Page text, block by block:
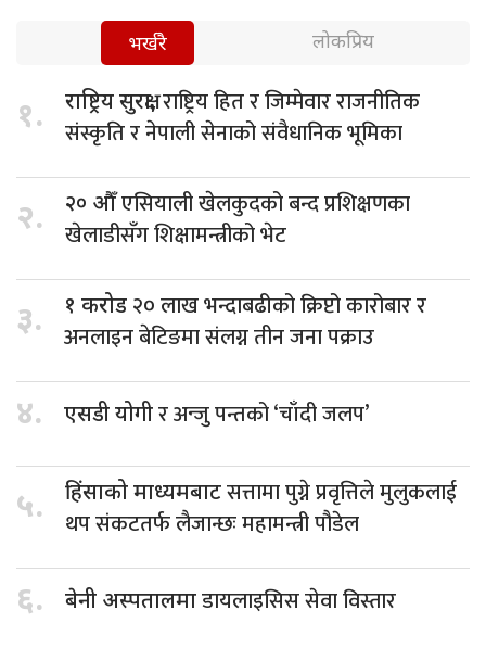
भर्खरै लोकप्रिय
१. राष्ट्रिय सुरक्षा,राष्ट्रिय हित र जिम्मेवार राजनीतिक
संस्कृति र नेपाली सेनाको संवैधानिक भूमिका
२. २० औँएसियाली खेलकुदको बन्द प्रशिक्षणका
खेलाडीसँग शिक्षामन्त्रीको भेट
३. १ करोड २० लाख भन्दाबढीको क्रिप्टो कारोबार र
अनलाइन बेटिङमा संलग्न तीन जना पक्राउ
४. एसडी योगीर अन्जु पन्तको ‘चाँदी जलप’
५. हिंसाको माध्यमबाटसत्तामा पुग्ने प्रवृत्तिले मुलुकलाई
थप संकटतर्फ लैजान्छः महामन्त्री पौडेल
६. बेनी अस्पतालमाडायलाइसिस सेवा विस्तार